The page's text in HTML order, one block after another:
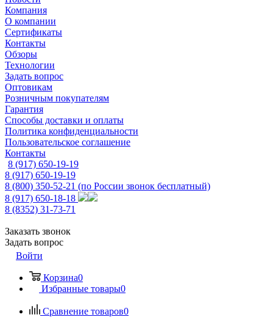
Компания
О компании
Сертификаты
Контакты
Обзоры
Технологии
Задать вопрос
Оптовикам
Розничным покупателям
Гарантия
Способы доставки и оплаты
Политика конфиденциальности
Пользовательское соглашение
Контакты
8 (917) 650-19-19
8 (917) 650-19-19
8 (800) 350-52-21 (по России звонок бесплатный)
8 (917) 650-18-18
8 (8352) 31-73-71
Заказать звонок
Задать вопрос
Войти
Корзина0
Избранные товары0
Сравнение товаров0